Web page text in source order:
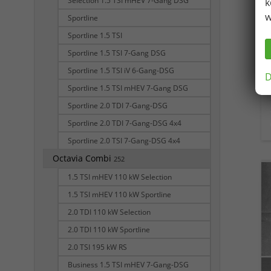
Sportline
Sportline 1.5 TSI
Sportline 1.5 TSI 7-Gang DSG
Sportline 1.5 TSI iV 6-Gang-DSG
Sportline 1.5 TSI mHEV 7-Gang DSG
Sportline 2.0 TDI 7-Gang-DSG
Sportline 2.0 TDI 7-Gang-DSG 4x4
Sportline 2.0 TSI 7-Gang-DSG 4x4
Octavia Combi 252
1.5 TSI mHEV 110 kW Selection
1.5 TSI mHEV 110 kW Sportline
2.0 TDI 110 kW Selection
2.0 TDI 110 kW Sportline
2.0 TSI 195 kW RS
Business 1.5 TSI mHEV 7-Gang-DSG